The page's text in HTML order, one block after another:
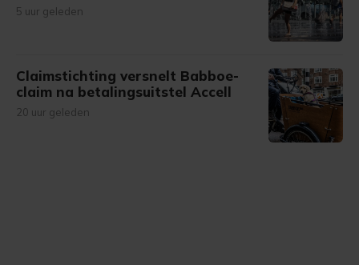
5 uur geleden
Claimstichting versnelt Babboe-
claim na betalingsuitstel Accell
20 uur geleden